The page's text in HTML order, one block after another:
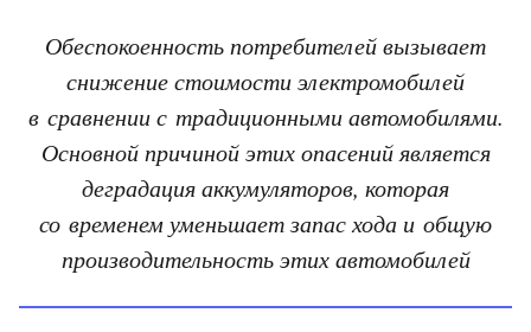
Обеспокоенность потребителей вызывает
снижение стоимости электромобилей
в сравнении с традиционными автомобилями.
Основной причиной этих опасений является
деградация аккумуляторов, которая
со временем уменьшает запас хода и общую
производительность этих автомобилей